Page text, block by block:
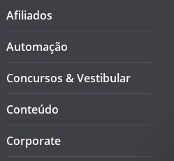
Afiliados
Automação
Concursos & Vestibular
Conteúdo
Corporate